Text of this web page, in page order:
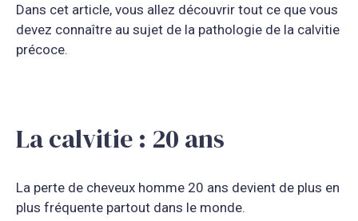
Dans cet article, vous allez découvrir tout ce que vous
devez connaître au sujet de la pathologie de la calvitie
précoce.
La calvitie : 20 ans
La perte de cheveux homme 20 ans devient de plus en
plus fréquente partout dans le monde.